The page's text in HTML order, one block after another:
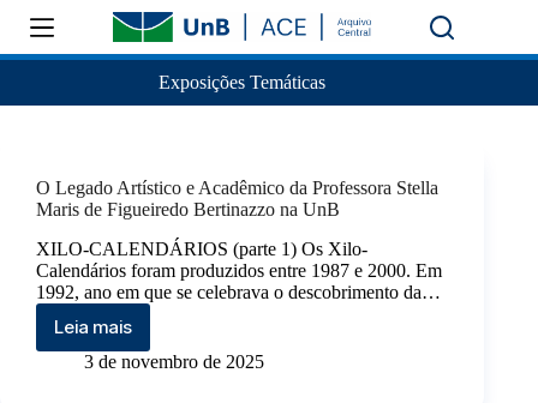
Exposições Temáticas
O Legado Artístico e Acadêmico da Professora Stella
Maris de Figueiredo Bertinazzo na UnB
XILO-CALENDÁRIOS (parte 1) Os Xilo-
Calendários foram produzidos entre 1987 e 2000. Em
1992, ano em que se celebrava o descobrimento da…
Leia mais
3 de novembro de 2025